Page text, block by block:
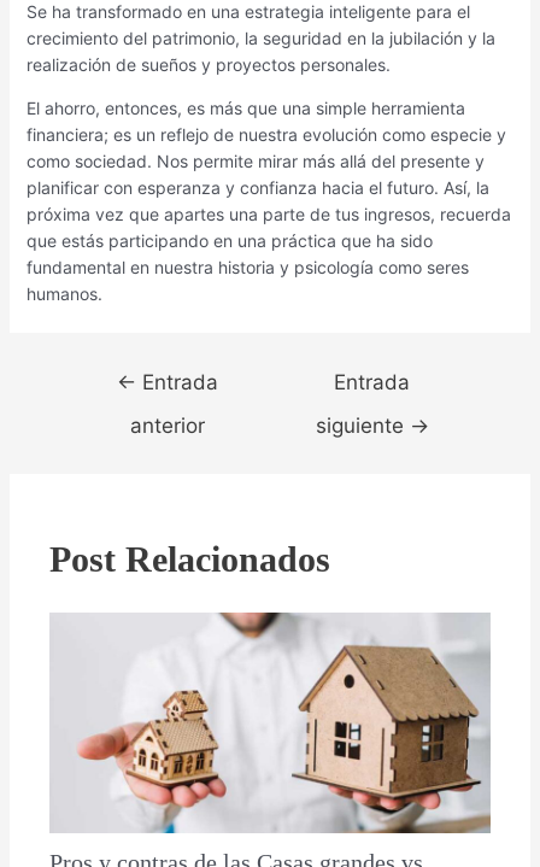
Se ha transformado en una estrategia inteligente para el
crecimiento del patrimonio, la seguridad en la jubilación y la
realización de sueños y proyectos personales.
El ahorro, entonces, es más que una simple herramienta
financiera; es un reflejo de nuestra evolución como especie y
como sociedad. Nos permite mirar más allá del presente y
planificar con esperanza y confianza hacia el futuro. Así, la
próxima vez que apartes una parte de tus ingresos, recuerda
que estás participando en una práctica que ha sido
fundamental en nuestra historia y psicología como seres
humanos.
Navegación
entradas
← Entrada
anterior
Entrada
siguiente →
Post Relacionados